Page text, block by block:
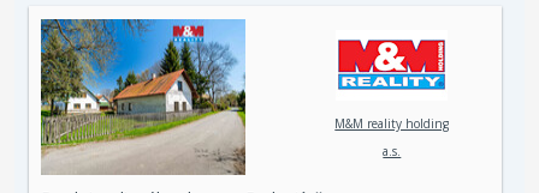
M&M reality holding
a.s.